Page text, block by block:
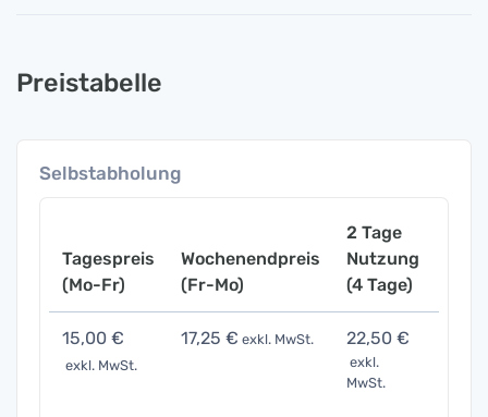
Preistabelle
Selbstabholung
Tagespreis
(Mo-Fr)
Wochenendpreis
(Fr-Mo)
2 Tage
Nutzung
(4 Tage)
15,00 €
exkl. MwSt.
17,25 € exkl. MwSt. 22,50 €
exkl.
MwSt.